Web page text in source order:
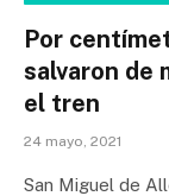
Por
salvaron de
el tren
24 mayo, 2021
San Miguel de